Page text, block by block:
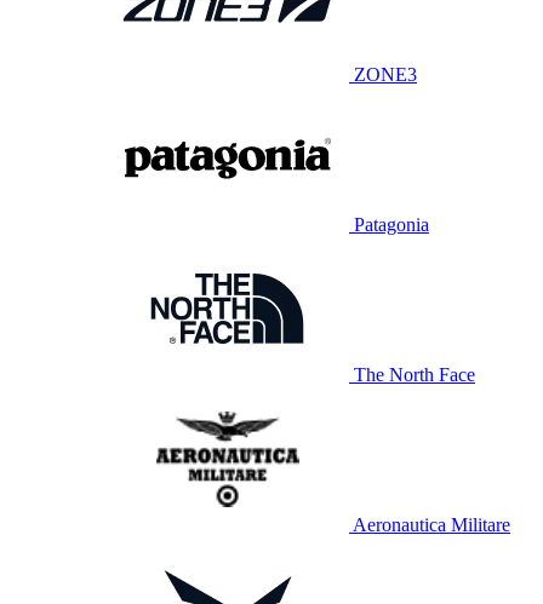
ZONE3
Patagonia
The North Face
Aeronautica Militare